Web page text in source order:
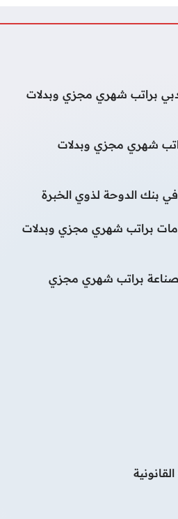
براتب شهري مجزي وبدلات
شهري مجزي وبدلات
بنك الدوحة لذوي الخبرة
براتب شهري مجزي وبدلات
براتب شهري مجزي